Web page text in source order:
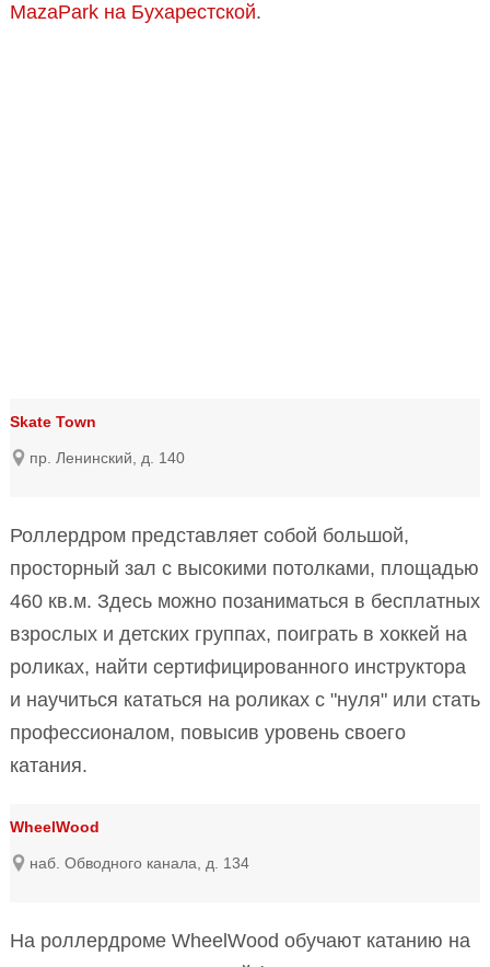
MazaPark на Бухарестской.
Skate Town
пр. Ленинский, д. 140
Роллердром представляет собой большой,
просторный зал с высокими потолками, площадью
460 кв.м. Здесь можно позаниматься в бесплатных
взрослых и детских группах, поиграть в хоккей на
роликах, найти сертифицированного инструктора
и научиться кататься на роликах с "нуля" или стать
профессионалом, повысив уровень своего
катания.
WheelWood
наб. Обводного канала, д. 134
На роллердроме WheelWood обучают катанию на